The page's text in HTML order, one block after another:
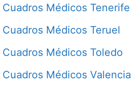
Cuadros Médicos Tenerife
Cuadros Médicos Teruel
Cuadros Médicos Toledo
Cuadros Médicos Valencia